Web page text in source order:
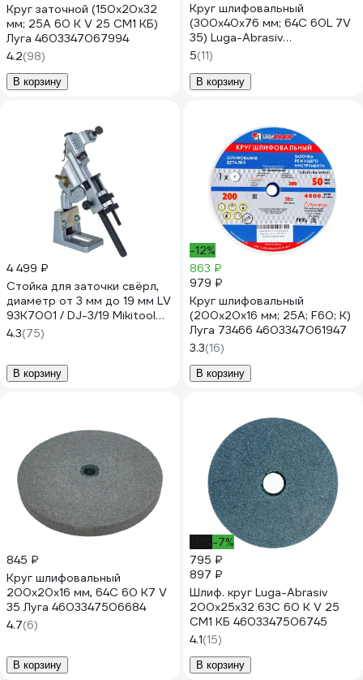
Круг заточной (150х20х32
мм; 25А 60 K V 25 СМ1 КБ)
Луга 4603347067994
4.2(98)
В корзину
Круг шлифовальный
(300х40х76 мм; 64С 60L 7V
35) Luga-Abrasiv
4603347189917
5(11)
В корзину
4 499 ₽
Стойка для заточки свёрл,
диаметр от 3 мм до 19 мм LV
93K7001 / DJ-3/19 Mikitool
М00005816
4.3(75)
В корзину
-12%
863 ₽
979 ₽
Круг шлифовальный
(200х20х16 мм; 25А; F60; K)
Луга 73466 4603347061947
3.3(16)
В корзину
845 ₽
Круг шлифовальный
200x20x16 мм, 64С 60 K7 V
35 Луга 4603347506684
4.7(6)
В корзину
-7%
795 ₽
897 ₽
Шлиф. круг Luga-Abrasiv
200х25х32 63С 60 К V 25
СМ1 КБ 4603347506745
4.1(15)
В корзину